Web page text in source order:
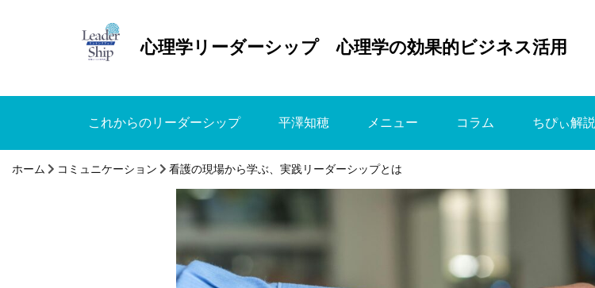
心理学リーダーシップ 心理学の効果的ビジネス活用
これからのリーダーシップ 平澤知穂 メニュー コラム ちぴぃ解説
ホーム コミュニケーション 看護の現場から学ぶ、実践リーダーシップとは